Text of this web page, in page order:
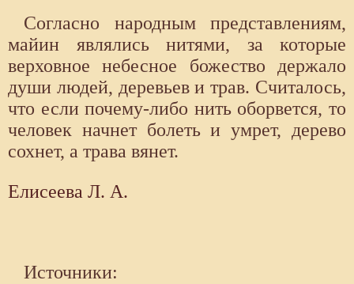
Согласно народным представлениям,
майин являлись нитями, за которые
верховное небесное божество держало
души людей, деревьев и трав. Считалось,
что если почему-либо нить оборвется, то
человек начнет болеть и умрет, дерево
сохнет, а трава вянет.
Елисеева Л. А.
Источники: